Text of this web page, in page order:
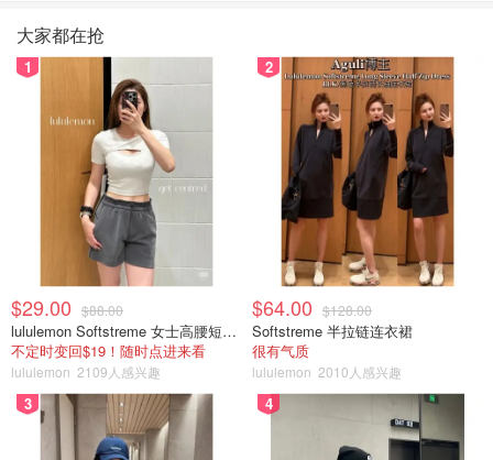
大家都在抢
1
$29.00 $88.00
lululemon Softstreme 女士高腰短裤 10cm
不定时变回$19！随时点进来看
lululemon 2109人感兴趣
2
$64.00 $128.00
Softstreme 半拉链连衣裙
很有气质
lululemon 2010人感兴趣
3 4